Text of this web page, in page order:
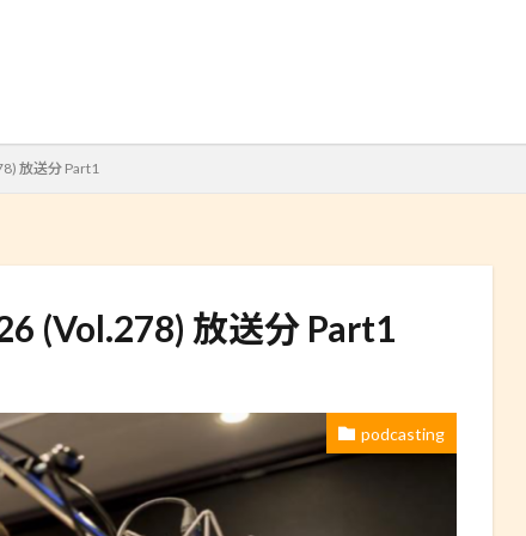
放送分 Part1
(Vol.278) 放送分 Part1
podcasting